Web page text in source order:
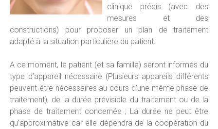
clinique précis (avec des
mesures et des
constructions) pour proposer un plan de traitement
adapté à la situation particulière du patient.
A ce moment, le patient (et sa famille) seront informés du
type d’appareil nécessaire (Plusieurs appareils différents
peuvent être nécessaires au cours d’une même phase de
traitement), de la durée prévisible du traitement ou de la
phase de traitement concernée ; La durée ne peut être
qu’approximative car elle dépendra de la coopération du